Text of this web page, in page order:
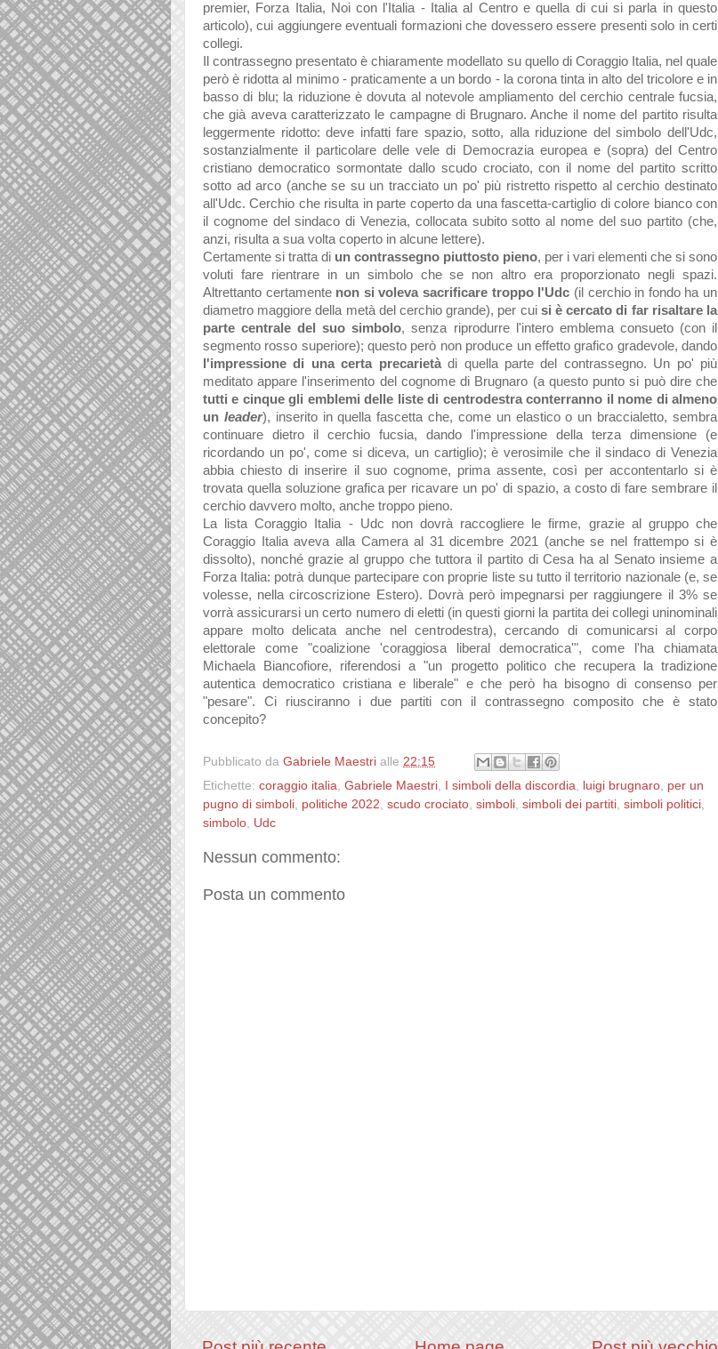
premier, Forza Italia, Noi con l'Italia - Italia al Centro e quella di cui si parla in questo
articolo), cui aggiungere eventuali formazioni che dovessero essere presenti solo in certi
collegi.
Il contrassegno presentato è chiaramente modellato su quello di Coraggio Italia, nel quale
però è ridotta al minimo - praticamente a un bordo - la corona tinta in alto del tricolore e in
basso di blu; la riduzione è dovuta al notevole ampliamento del cerchio centrale fucsia,
che già aveva caratterizzato le campagne di Brugnaro. Anche il nome del partito risulta
leggermente ridotto: deve infatti fare spazio, sotto, alla riduzione del simbolo dell'Udc,
sostanzialmente il particolare delle vele di Democrazia europea e (sopra) del Centro
cristiano democratico sormontate dallo scudo crociato, con il nome del partito scritto
sotto ad arco (anche se su un tracciato un po' più ristretto rispetto al cerchio destinato
all'Udc. Cerchio che risulta in parte coperto da una fascetta-cartiglio di colore bianco con
il cognome del sindaco di Venezia, collocata subito sotto al nome del suo partito (che,
anzi, risulta a sua volta coperto in alcune lettere).
Certamente si tratta di un contrassegno piuttosto pieno, per i vari elementi che si sono
voluti fare rientrare in un simbolo che se non altro era proporzionato negli spazi.
Altrettanto certamente non si voleva sacrificare troppo l'Udc (il cerchio in fondo ha un
diametro maggiore della metà del cerchio grande), per cui si è cercato di far risaltare la
parte centrale del suo simbolo, senza riprodurre l'intero emblema consueto (con il
segmento rosso superiore); questo però non produce un effetto grafico gradevole, dando
l'impressione di una certa precarietàdi quella parte del contrassegno. Un po' più
meditato appare l'inserimento del cognome di Brugnaro (a questo punto si può dire che
tutti e cinque gli emblemi delle liste di centrodestra conterranno il nome di almeno
un leader), inserito in quella fascetta che, come un elastico o un braccialetto, sembra
continuare dietro il cerchio fucsia, dando l'impressione della terza dimensione (e
ricordando un po', come si diceva, un cartiglio); è verosimile che il sindaco di Venezia
abbia chiesto di inserire il suo cognome, prima assente, così per accontentarlo si è
trovata quella soluzione grafica per ricavare un po' di spazio, a costo di fare sembrare il
cerchio davvero molto, anche troppo pieno.
La lista Coraggio Italia - Udc non dovrà raccogliere le firme, grazie al gruppo che
Coraggio Italia aveva alla Camera al 31 dicembre 2021 (anche se nel frattempo si è
dissolto), nonché grazie al gruppo che tuttora il partito di Cesa ha al Senato insieme a
Forza Italia: potrà dunque partecipare con proprie liste su tutto il territorio nazionale (e, se
volesse, nella circoscrizione Estero). Dovrà però impegnarsi per raggiungere il 3% se
vorrà assicurarsi un certo numero di eletti (in questi giorni la partita dei collegi uninominali
appare molto delicata anche nel centrodestra), cercando di comunicarsi al corpo
elettorale come "coalizione 'coraggiosa liberal democratica'", come l'ha chiamata
Michaela Biancofiore, riferendosi a "un progetto politico che recupera la tradizione
autentica democratico cristiana e liberale" e che però ha bisogno di consenso per
"pesare". Ci riusciranno i due partiti con il contrassegno composito che è stato
concepito?
Pubblicato da Gabriele Maestri alle 22:15
Etichette: coraggio italia, Gabriele Maestri, I simboli della discordia, luigi brugnaro, per un
pugno di simboli, politiche 2022, scudo crociato, simboli, simboli dei partiti, simboli politici,
simbolo, Udc
Nessun commento:
Posta un commento